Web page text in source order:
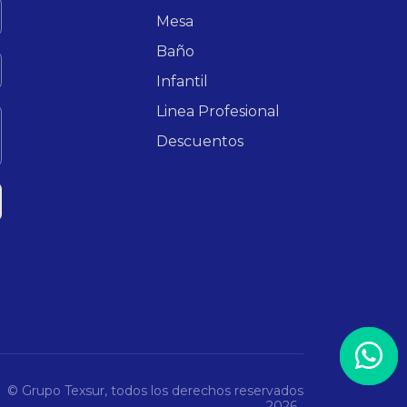
Mesa
Baño
Infantil
Linea Profesional
Descuentos
© Grupo Texsur, todos los derechos reservados